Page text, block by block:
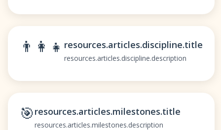
👨‍👩‍👧 resources.articles.discipline.title
resources.articles.discipline.description
🎯resources.articles.milestones.title
resources.articles.milestones.description